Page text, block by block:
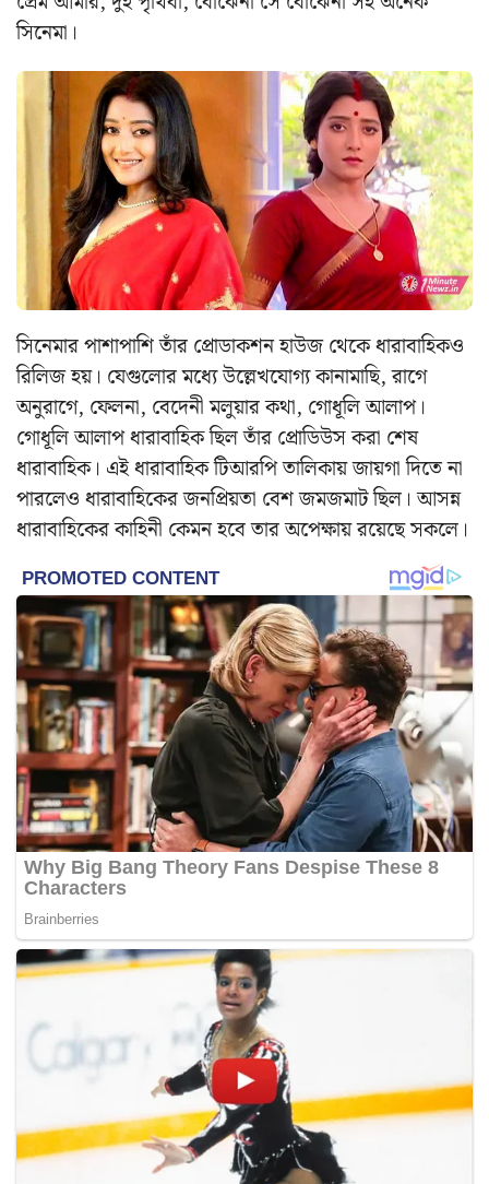
সিনেমা।
সিনেমার পাশাপাশি তাঁর প্রোডাকশন হাউজ থেকে ধারাবাহিকও
রিলিজ হয়। যেগুলোর মধ্যে উল্লেখযোগ্য কানামাছি, রাগে
অনুরাগে, ফেলনা, বেদেনী মলুয়ার কথা, গোধূলি আলাপ।
গোধূলি আলাপ ধারাবাহিক ছিল তাঁর প্রোডিউস করা শেষ
ধারাবাহিক। এই ধারাবাহিক টিআরপি তালিকায় জায়গা দিতে না
পারলেও ধারাবাহিকের জনপ্রিয়তা বেশ জমজমাট ছিল। আসন্ন
ধারাবাহিকের কাহিনী কেমন হবে তার অপেক্ষায় রয়েছে সকলে।